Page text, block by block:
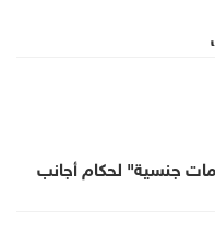
جنسية" لحكام أجانب